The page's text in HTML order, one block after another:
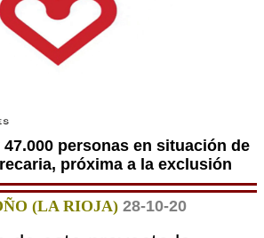
personas en situación de
próxima a la exclusión
(LA RIOJA) 28-10-20